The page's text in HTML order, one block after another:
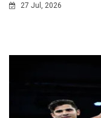
27 Jul, 2026